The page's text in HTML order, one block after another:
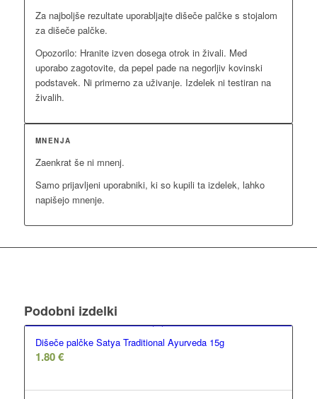
Za najboljše rezultate uporabljajte dišeče palčke s stojalom
za dišeče palčke.
Opozorilo: Hranite izven dosega otrok in živali. Med
uporabo zagotovite, da pepel pade na negorljiv kovinski
podstavek. Ni primerno za uživanje. Izdelek ni testiran na
živalih.
MNENJA
Zaenkrat še ni mnenj.
Samo prijavljeni uporabniki, ki so kupili ta izdelek, lahko
napišejo mnenje.
Podobni izdelki
Dišeče palčke Satya Traditional Ayurveda 15g
1.80€